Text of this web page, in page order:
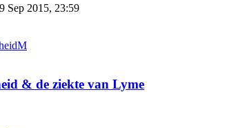
Sep 2015, 23:59
& de ziekte van Lyme